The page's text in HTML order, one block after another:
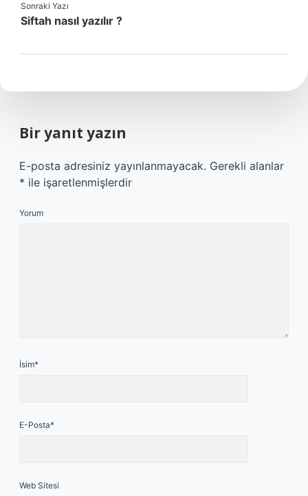
Sonraki Yazı
Siftah nasıl yazılır ?
Bir yanıt yazın
E-posta adresiniz yayınlanmayacak. Gerekli alanlar
* ile işaretlenmişlerdir
Yorum
İsim*
E-Posta*
Web Sitesi